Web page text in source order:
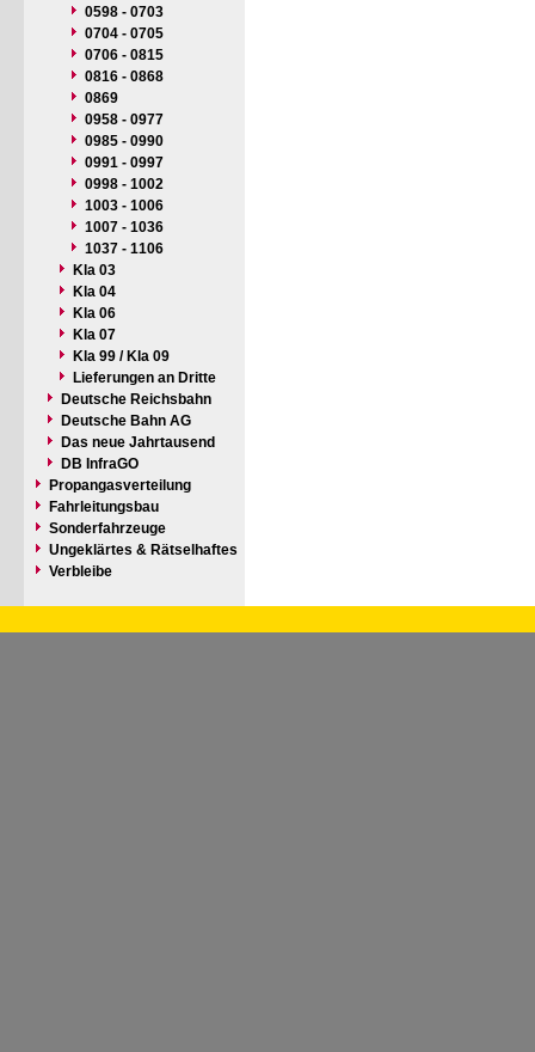
0598 - 0703
0704 - 0705
0706 - 0815
0816 - 0868
0869
0958 - 0977
0985 - 0990
0991 - 0997
0998 - 1002
1003 - 1006
1007 - 1036
1037 - 1106
Kla 03
Kla 04
Kla 06
Kla 07
Kla 99 / Kla 09
Lieferungen an Dritte
Deutsche Reichsbahn
Deutsche Bahn AG
Das neue Jahrtausend
DB InfraGO
Propangasverteilung
Fahrleitungsbau
Sonderfahrzeuge
Ungeklärtes & Rätselhaftes
Verbleibe